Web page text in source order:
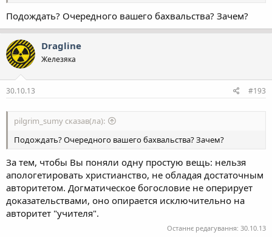
Подождать? Очередного вашего бахвальства? Зачем?
Dragline
Железяка
30.10.13 #193
pilgrim_sumy сказав(ла):
Подождать? Очередного вашего бахвальства? Зачем?
За тем, чтобы Вы поняли одну простую вещь: нельзя
апологетировать христианство, не обладая достаточным
авторитетом. Догматическое богословие не оперирует
доказательствами, оно опирается исключительно на
авторитет "учителя".
Останнє редагування: 30.10.13